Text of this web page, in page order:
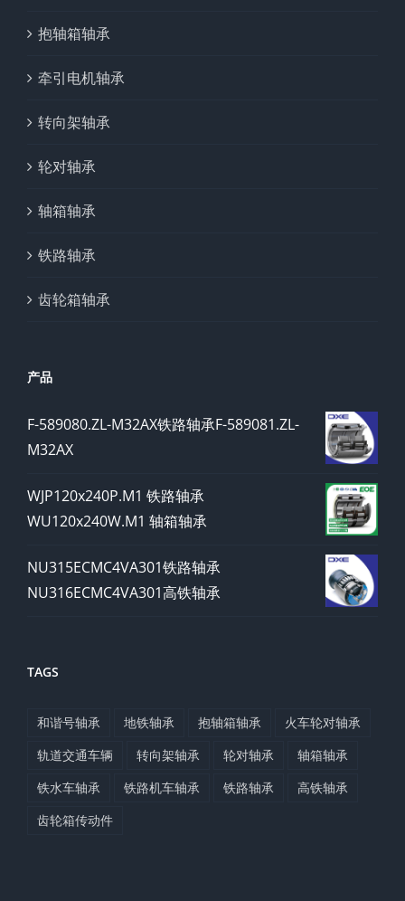
抱轴箱轴承
牵引电机轴承
转向架轴承
轮对轴承
轴箱轴承
铁路轴承
齿轮箱轴承
产品
F-589080.ZL-M32AX铁路轴承F-589081.ZL-
M32AX
WJP120x240P.M1 铁路轴承
WU120x240W.M1 轴箱轴承
NU315ECMC4VA301铁路轴承
NU316ECMC4VA301高铁轴承
TAGS
和谐号轴承 地铁轴承 抱轴箱轴承
火车轮对轴承
轨道交通车辆
转向架轴承 轮对轴承
轴箱轴承
铁水车轴承
铁路机车轴承 铁路轴承
高铁轴承
齿轮箱传动件